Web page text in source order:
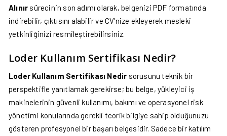
Alınır sürecinin son adımı olarak, belgenizi PDF formatında
indirebilir, çıktısını alabilir ve CV’nize ekleyerek mesleki
yetkinliğinizi resmileştirebilirsiniz.
Loder Kullanım Sertifikası Nedir?
Loder Kullanım Sertifikası Nedir sorusunu teknik bir
perspektifle yanıtlamak gerekirse; bu belge, yükleyici iş
makinelerinin güvenli kullanımı, bakımı ve operasyonel risk
yönetimi konularında gerekli teorik bilgiye sahip olduğunuzu
gösteren profesyonel bir başarı belgesidir. Sadece bir katılım